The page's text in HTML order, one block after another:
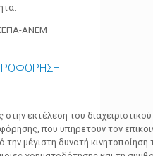
στην εκτέλεση του
που υπηρετούν τον
την μέγιστη δυνατή